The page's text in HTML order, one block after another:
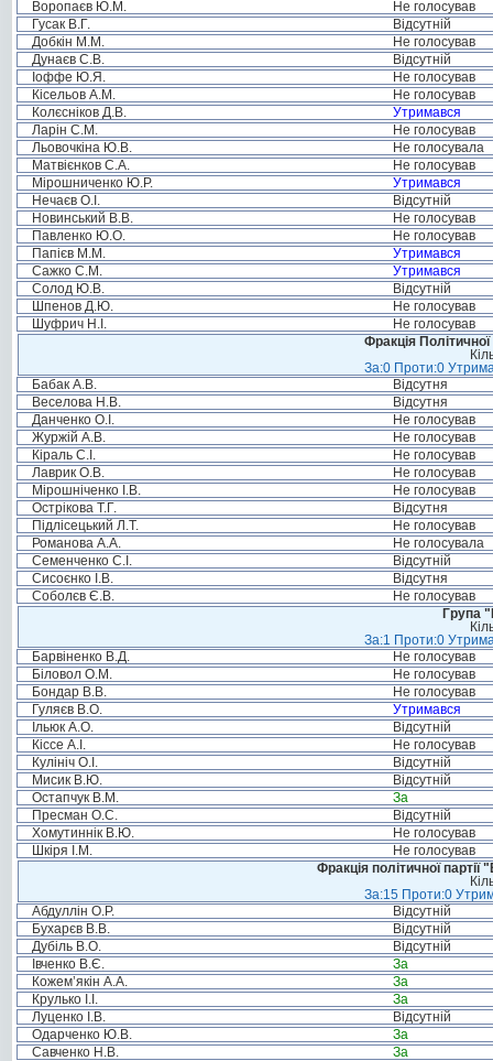
Воропаєв Ю.М.
Не голосував
Гусак В.Г.
Відсутній
Добкін М.М.
Не голосував
Дунаєв С.В.
Відсутній
Іоффе Ю.Я.
Не голосував
Кісельов А.М.
Не голосував
Колєсніков Д.В.
Утримався
Ларін С.М.
Не голосував
Льовочкіна Ю.В.
Не голосувала
Матвієнков С.А.
Не голосував
Мірошниченко Ю.Р.
Утримався
Нечаєв О.І.
Відсутній
Новинський В.В.
Не голосував
Павленко Ю.О.
Не голосував
Папієв М.М.
Утримався
Сажко С.М.
Утримався
Солод Ю.В.
Відсутній
Шпенов Д.Ю.
Не голосував
Шуфрич Н.І.
Не голосував
Фракція
За:0 Проти:0
Бабак А.В.
Відсутня
Веселова Н.В.
Відсутня
Данченко О.І.
Не голосував
Журжій А.В.
Не голосував
Кіраль С.І.
Не голосував
Лаврик О.В.
Не голосував
Мірошніченко І.В.
Не голосував
Острікова Т.Г.
Відсутня
Підлісецький Л.Т.
Не голосував
Романова А.А.
Не голосувала
Семенченко С.І.
Відсутній
Сисоєнко І.В.
Відсутня
Соболєв Є.В.
Не голосував
Група
За:1 Проти:0
Барвіненко В.Д.
Не голосував
Біловол О.М.
Не голосував
Бондар В.В.
Не голосував
Гуляєв В.О.
Утримався
Ільюк А.О.
Відсутній
Кіссе А.І.
Не голосував
Кулініч О.І.
Відсутній
Мисик В.Ю.
Відсутній
Остапчук В.М.
За
Пресман О.С.
Відсутній
Хомутиннік В.Ю.
Не голосував
Шкіря І.М.
Не голосував
Фракція політичної
За:15 Проти:0
Абдуллін О.Р.
Відсутній
Бухарєв В.В.
Відсутній
Дубіль В.О.
Відсутній
Івченко В.Є.
За
Кожем’якін А.А.
За
Крулько І.І.
За
Луценко І.В.
Відсутній
Одарченко Ю.В.
За
Савченко Н.В.
За